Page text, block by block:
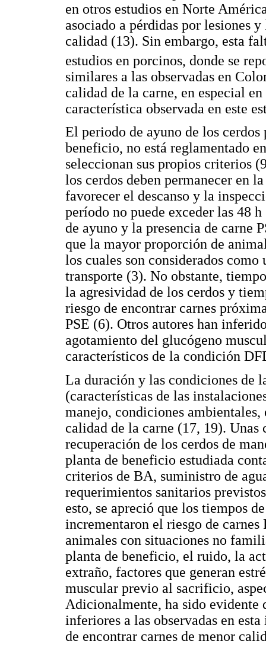
en otros estudios en Norte
asociado a pérdidas por lesiones
calidad (13). Sin embargo, esta
estudios en porcinos, donde se
similares a las observadas en
calidad de la carne, en especial
característica observada en este
El periodo de ayuno de los
beneficio, no está reglamentado
seleccionan sus propios criterios
los cerdos deben permanecer en
favorecer el descanso y la
período no puede exceder las 48
de ayuno y la presencia de carne
que la mayor proporción de
los cuales son considerados
transporte (3). No obstante,
la agresividad de los cerdos y
riesgo de encontrar carnes
PSE (6). Otros autores han
agotamiento del glucógeno
característicos de la condición
La duración y las condiciones de
(características de las
manejo, condiciones
calidad de la carne (17, 19).
recuperación de los cerdos de
planta de beneficio estudiada
criterios de BA, suministro de
requerimientos sanitarios
esto, se apreció que los tiempos
incrementaron el riesgo de
animales con situaciones no
planta de beneficio, el ruido, la
extraño, factores que generan
muscular previo al sacrificio,
Adicionalmente, ha sido evidente
inferiores a las observadas en
de encontrar carnes de menor